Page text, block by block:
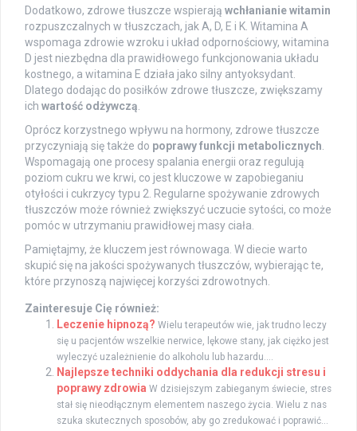
Dodatkowo, zdrowe tłuszcze wspierają wchłanianie witamin
rozpuszczalnych w tłuszczach, jak A, D, E i K. Witamina A
wspomaga zdrowie wzroku i układ odpornościowy, witamina
D jest niezbędna dla prawidłowego funkcjonowania układu
kostnego, a witamina E działa jako silny antyoksydant.
Dlatego dodając do posiłków zdrowe tłuszcze, zwiększamy
ich wartość odżywczą
Oprócz korzystnego wpływu na hormony, zdrowe tłuszcze
przyczyniają się także do poprawy funkcji metabolicznych
Wspomagają one procesy spalania energii oraz regulują
poziom cukru we krwi, co jest kluczowe w zapobieganiu
otyłości i cukrzycy typu 2. Regularne spożywanie zdrowych
tłuszczów może również zwiększyć uczucie sytości, co może
pomóc w utrzymaniu prawidłowej masy ciała.
Pamiętajmy, że kluczem jest równowaga. W diecie warto
skupić się na jakości spożywanych tłuszczów, wybierając te,
które przynoszą najwięcej korzyści zdrowotnych.
Zainteresuje Cię również:
Leczenie hipnozą? Wielu terapeutów wie, jak trudno leczy
się u pacjentów wszelkie nerwice, lękowe stany, jak ciężko jest
wyleczyć uzależnienie do alkoholu lub hazardu....
Najlepsze techniki oddychania dla redukcji stresu i
poprawy zdrowia W dzisiejszym zabieganym świecie, stres
stał się nieodłącznym elementem naszego życia. Wielu z nas
szuka skutecznych sposobów, aby go zredukować i poprawić...